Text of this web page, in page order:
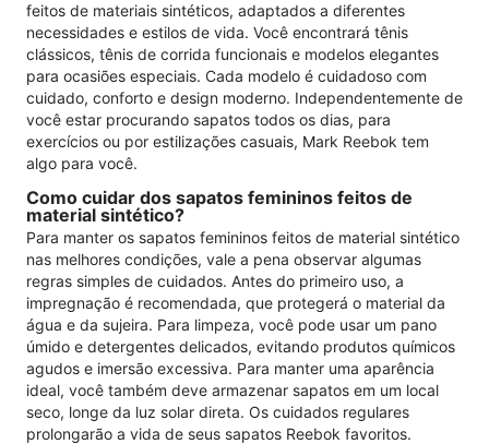
feitos de materiais sintéticos, adaptados a diferentes
necessidades e estilos de vida. Você encontrará tênis
clássicos, tênis de corrida funcionais e modelos elegantes
para ocasiões especiais. Cada modelo é cuidadoso com
cuidado, conforto e design moderno. Independentemente de
você estar procurando sapatos todos os dias, para
exercícios ou por estilizações casuais, Mark Reebok tem
algo para você.
Como cuidar dos sapatos femininos feitos de
material sintético?
Para manter os sapatos femininos feitos de material sintético
nas melhores condições, vale a pena observar algumas
regras simples de cuidados. Antes do primeiro uso, a
impregnação é recomendada, que protegerá o material da
água e da sujeira. Para limpeza, você pode usar um pano
úmido e detergentes delicados, evitando produtos químicos
agudos e imersão excessiva. Para manter uma aparência
ideal, você também deve armazenar sapatos em um local
seco, longe da luz solar direta. Os cuidados regulares
prolongarão a vida de seus sapatos Reebok favoritos.